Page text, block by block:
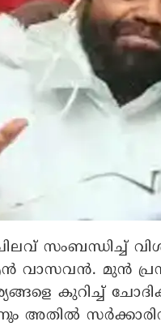
സംബന്ധിച്ച്
വാസവൻ. മുൻ
കുറിച്ച്
അതിൽ